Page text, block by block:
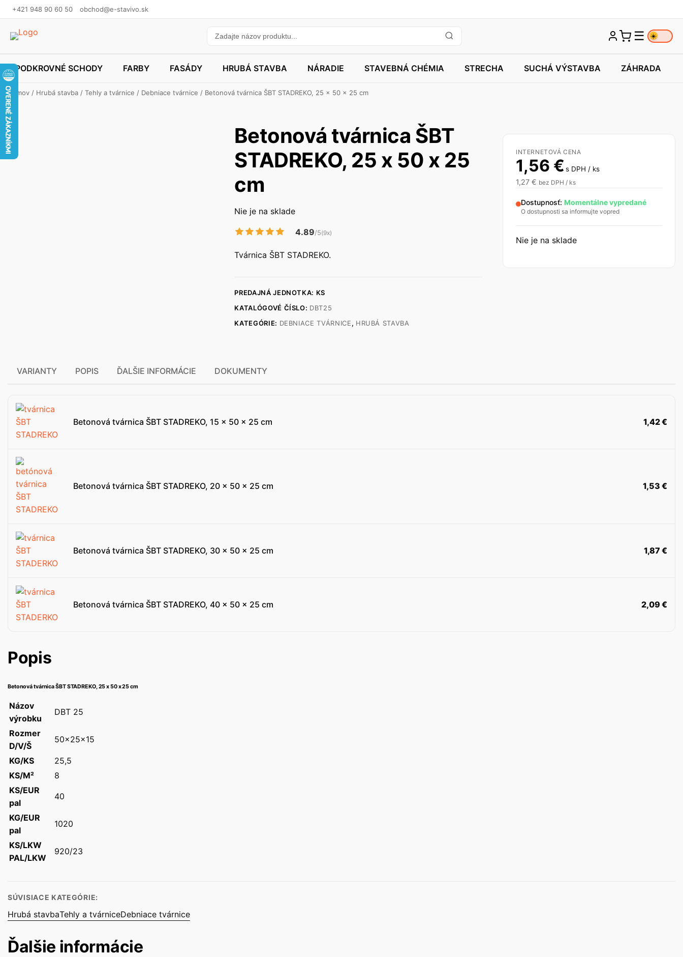
+421 948 90 60 50 obchod@e-stavivo.sk
☰ ☀️
PODKROVNÉ SCHODY FARBY FASÁDY HRUBÁ STAVBA NÁRADIE STAVEBNÁ CHÉMIA STRECHA SUCHÁ VÝSTAVBA ZÁHRADA
Domov / Hrubá stavba / Tehly a tvárnice / Debniace tvárnice / Betonová tvárnica ŠBT STADREKO, 25 x 50 x 25 cm
Betonová tvárnica ŠBT
STADREKO, 25 x 50 x 25
cm
Nie je na sklade
4.89/5(9x)
Tvárnica ŠBT STADREKO.
PREDAJNÁ JEDNOTKA: KS
KATALÓGOVÉ ČÍSLO: DBT25
KATEGÓRIE: DEBNIACE TVÁRNICE, HRUBÁ STAVBA
INTERNETOVÁ CENA
1,56 € s DPH / ks
1,27 € bez DPH / ks
Dostupnosť: Momentálne vypredané
O dostupnosti sa informujte vopred
Nie je na sklade
VARIANTY POPIS ĎALŠIE INFORMÁCIE DOKUMENTY
Betonová tvárnica ŠBT STADREKO, 15 x 50 x 25 cm 1,42€
Betonová tvárnica ŠBT STADREKO, 20 x 50 x 25 cm 1,53 €
Betonová tvárnica ŠBT STADREKO, 30 x 50 x 25 cm 1,87 €
Betonová tvárnica ŠBT STADREKO, 40 x 50 x 25 cm 2,09 €
Popis
Betonová tvárnica ŠBT STADREKO, 25 x 50 x 25 cm
Názov
výrobku
DBT 25
Rozmer
D/V/Š
50x25x15
KG/KS
25,5
KS/M²
8
KS/EUR
pal
40
KG/EUR
pal
1020
KS/LKW
PAL/LKW
920/23
SÚVISIACE KATEGÓRIE:
Hrubá stavbaTehly a tvárniceDebniace tvárnice
Ďalšie informácie